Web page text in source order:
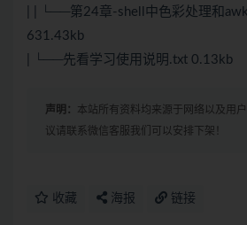
| | └──第24章-shell中色彩处理和
631.43kb
| └──先看学习使用说明.txt 0.13kb
声明： 本站所有资料均来源于网络以及用
议请联系微信客服我们可以安排下架！
收藏 海报 链接